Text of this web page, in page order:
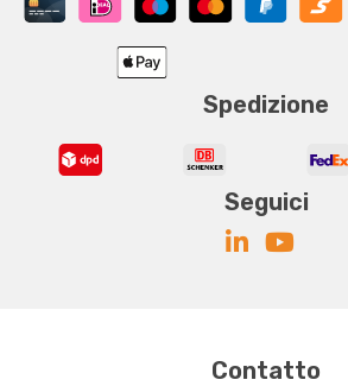
Spedizione
Seguici
Contatto